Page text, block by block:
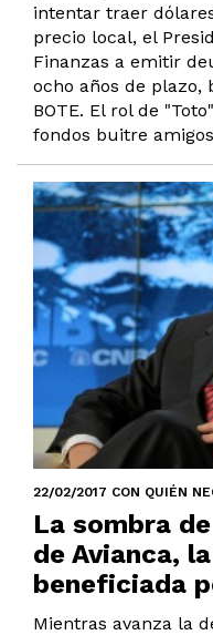
intentar traer
precio local, el
Finanzas a emitir
ocho años de plazo,
BOTE. El rol de
fondos buitre
22/02/2017 CON QUIÉN
La sombra
de Avianca,
beneficiada
Mientras avanza la